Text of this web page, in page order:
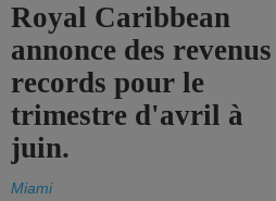
Royal Caribbean
annonce des revenus
records pour le
trimestre d'avril à
juin.
Miami